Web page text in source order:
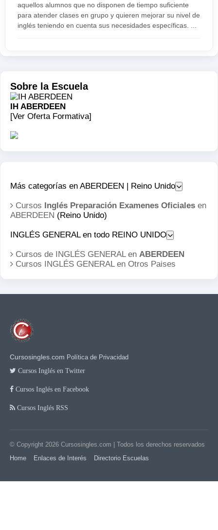
aquellos alumnos que no disponen de tiempo suficiente
para atender clases en grupo y quieren mejorar su nivel de
inglés teniendo en cuenta sus necesidades específicas. ...
Sobre la Escuela
IH ABERDEEN
[Ver Oferta Formativa]
Más categorías en ABERDEEN | Reino Unido
Cursos Inglés Preparación Examenes Oficiales en
ABERDEEN (Reino Unido)
INGLÉS GENERAL en todo REINO UNIDO
Cursos de INGLÉS GENERAL en ABERDEEN
Cursos INGLÉS GENERAL en Otros Paises
Cursosingles.com Política de Privacidad
Cursos Inglés en Twitter
Cursos Inglés en Facebook
Cursos Inglés RSS
© Copyright 2026 Cursosingles.com | Todos los derechos reservados
Home
Enlaces de Interés Directorio Escuelas